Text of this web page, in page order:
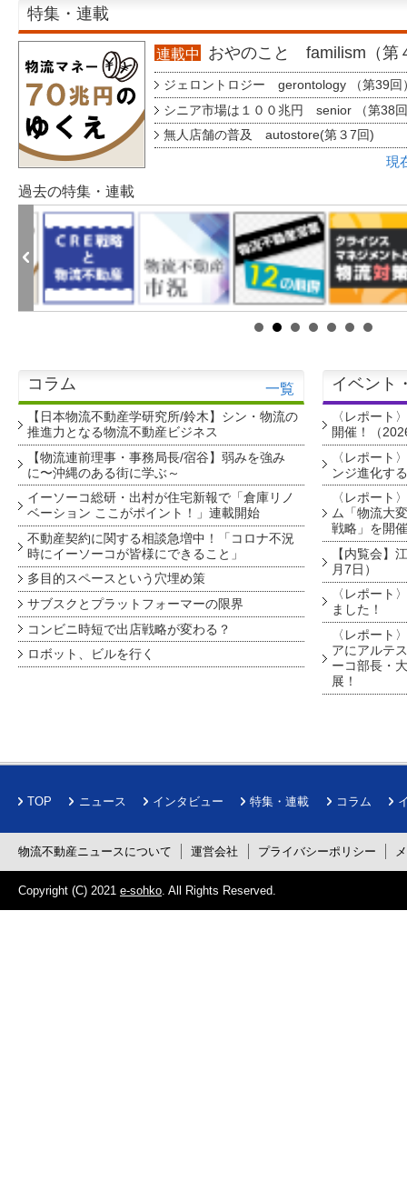
特集・連載
連載中 おやのこと familism（第
ジェロントロジー gerontology （第39回
シニア市場は１００兆円 senior （第38
無人店舗の普及 autostore(第３7回)
現
過去の特集・連載
コラム 一覧
【日本物流不動産学研究所/鈴木】シン・物流の
推進力となる物流不動産ビジネス
【物流連前理事・事務局長/宿谷】弱みを強み
に〜沖縄のある街に学ぶ～
イーソーコ総研・出村が住宅新報で「倉庫リノ
ベーション ここがポイント！」連載開始
不動産契約に関する相談急増中！「コロナ不況
時にイーソーコが皆様にできること」
多目的スペースという穴埋め策
サブスクとプラットフォーマーの限界
コンビニ時短で出店戦略が変わる？
ロボット、ビルを行く
イベント
〈レポート
開催！（
〈レポート
ンジ進化す
〈レポート
ム「物流大
戦略」を開
【内覧会】
月7日）
〈レポート
ました！
〈レポート
アにアルテ
ーコ部長・
展！
TOP ニュース インタビュー 特集・連載 コラム
物流不動産ニュースについて 運営会社 プライバシーポリシー
Copyright (C) 2021 e-sohko. All Rights Reserved.